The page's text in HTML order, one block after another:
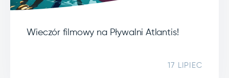
Wieczór filmowy na Pływalni Atlantis!
17 LIPIEC